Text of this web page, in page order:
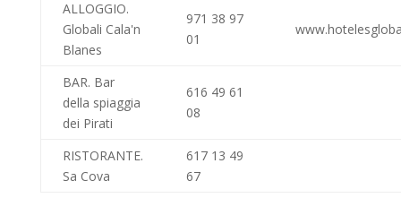
ALLOGGIO.
Globali Cala'n
Blanes
971 38 97
01
BAR. Bar
della spiaggia
dei Pirati
616 49 61
08
RISTORANTE.
Sa Cova
617 13 49
67